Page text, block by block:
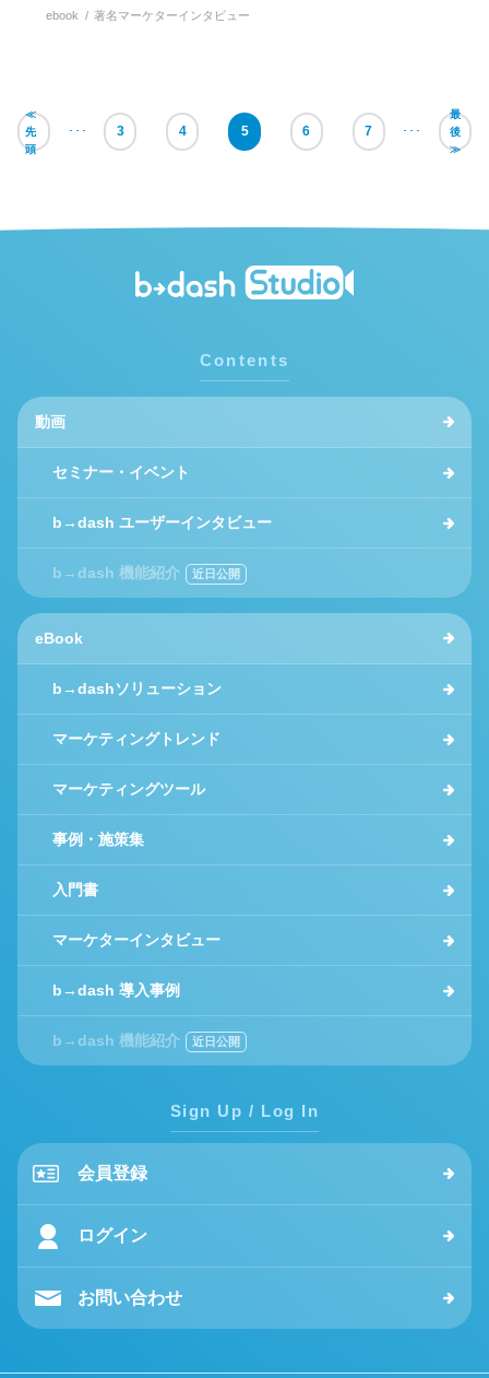
ebook 著名マーケターインタビュー
≪
先
頭
･･･ 3 4 5 6 7 ･･･
最
後
≫
Contents
動画
セミナー・イベント
b→dash ユーザーインタビュー
b→dash 機能紹介
eBook
b→dashソリューション
マーケティングトレンド
マーケティングツール
事例・施策集
入門書
マーケターインタビュー
b→dash 導入事例
b→dash 機能紹介
Sign Up / Log In
会員登録
ログイン
お問い合わせ